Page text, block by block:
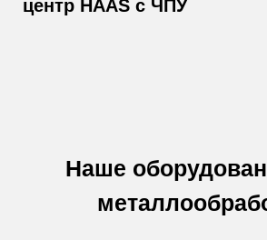
центр HAAS с ЧПУ
Наше